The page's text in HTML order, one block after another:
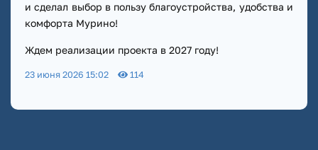
и сделал выбор в пользу благоустройства, удобства и
комфорта Мурино!
Ждем реализации проекта в 2027 году!
23 июня 2026 15:02 114